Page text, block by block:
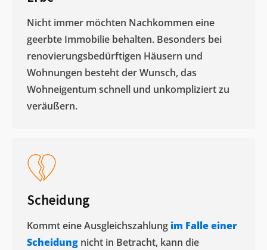
Nicht immer möchten Nachkommen eine
geerbte Immobilie behalten. Besonders bei
renovierungsbedürftigen Häusern und
Wohnungen besteht der Wunsch, das
Wohneigentum schnell und unkompliziert zu
veräußern. ​
Scheidung
Kommt eine Ausgleichszahlung im Falle einer
Scheidung nicht in Betracht, kann die